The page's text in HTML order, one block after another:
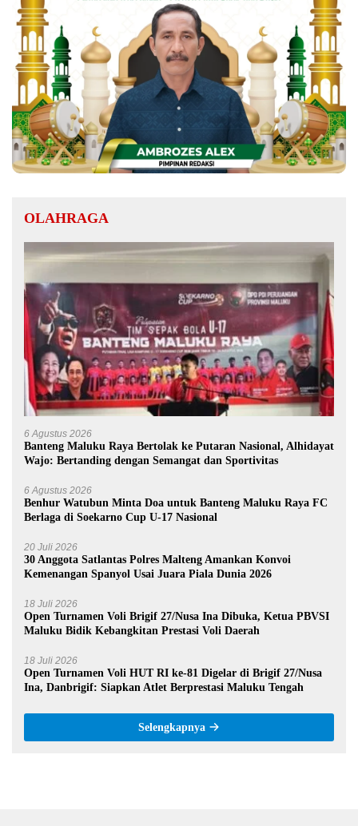
OLAHRAGA
6 Agustus 2026
Banteng Maluku Raya Bertolak ke Putaran Nasional, Alhidayat
Wajo: Bertanding dengan Semangat dan Sportivitas
6 Agustus 2026
Benhur Watubun Minta Doa untuk Banteng Maluku Raya FC
Berlaga di Soekarno Cup U-17 Nasional
20 Juli 2026
30 Anggota Satlantas Polres Malteng Amankan Konvoi
Kemenangan Spanyol Usai Juara Piala Dunia 2026
18 Juli 2026
Open Turnamen Voli Brigif 27/Nusa Ina Dibuka, Ketua PBVSI
Maluku Bidik Kebangkitan Prestasi Voli Daerah
18 Juli 2026
Open Turnamen Voli HUT RI ke-81 Digelar di Brigif 27/Nusa
Ina, Danbrigif: Siapkan Atlet Berprestasi Maluku Tengah
Selengkapnya